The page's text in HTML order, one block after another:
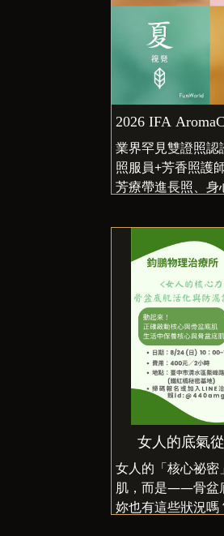
2026 IFA
業界罕見雙證照認
照服員+芳香照護師 ），給想
芳療帶進長照、身
顧能力的雙軌訓練
後，你會帶走什麼
| 證照 | IFA
護師 × 專業照服
| 能力 | 芳香三元
| 場域 | 長照、居
構、身心舒壓、
| 工具 | 可實際操
流程與安全判斷 |
| 職涯 | 從單純芳
女人的底氣
女人的「核心祕密
肌，而是——骨盆
妳也有這些狀況嗎